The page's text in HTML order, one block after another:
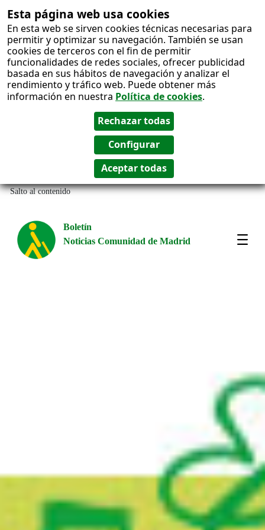
Esta página web usa cookies
En esta web se sirven cookies técnicas necesarias para
permitir y optimizar su navegación. También se usan
cookies de terceros con el fin de permitir
funcionalidades de redes sociales, ofrecer publicidad
basada en sus hábitos de navegación y analizar el
rendimiento y tráfico web. Puede obtener más
información en nuestra Política de cookies.
Salto al contenido
Boletín
Noticias Comunidad de Madrid